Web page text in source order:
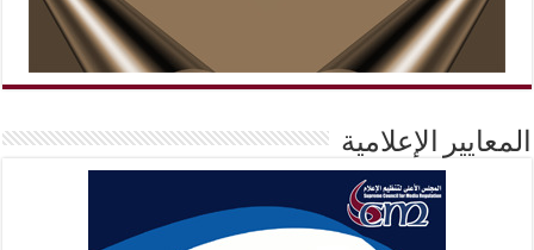
المعايير الإعلامية